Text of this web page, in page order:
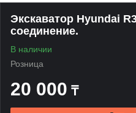
Экскаватор Hyundai
соединение.
В наличии
Розница
20 000 ₸